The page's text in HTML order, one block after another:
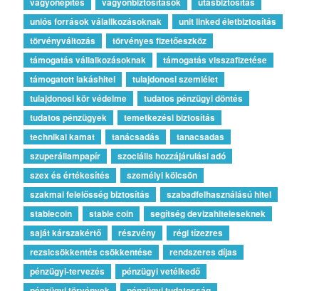
uniós források válallkozásoknak
unit linked életbiztosítás
törvényváltozás
törvényes fizetőeszköz
támogatás vállalkozásoknak
támogatás visszafizetése
támogatott lakáshitel
tulajdonosi szemlélet
tulajdonosi kör védelme
tudatos pénzügyi döntés
tudatos pénzügyek
temetkezési biztosítás
technikai kamat
tanácsadás
tanacsadas
szuperállampapír
szociális hozzájárulási adó
szex és értékesítés
személyi kölcsön
szakmai felelősség biztosítás
szabadfelhasználású hitel
stablecoin
stable coin
segítség devizahiteleseknek
saját kárszakértő
részvény
régi tízezres
rezsicsökkentés csökkentése
rendszeres díjas
pénzügyi-tervezés
pénzügyi vetélkedő